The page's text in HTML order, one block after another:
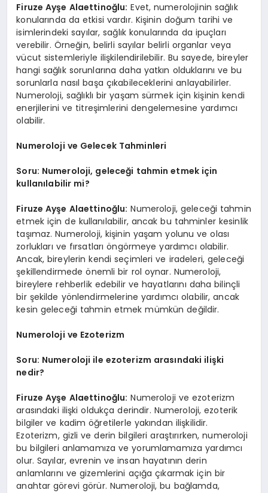
Firuze Ayşe Alaettinoğlu: Evet, numerolojinin sağlık
konularında da etkisi vardır. Kişinin doğum tarihi ve
isimlerindeki sayılar, sağlık konularında da ipuçları
verebilir. Örneğin, belirli sayılar belirli organlar veya
vücut sistemleriyle ilişkilendirilebilir. Bu sayede, bireyler
hangi sağlık sorunlarına daha yatkın olduklarını ve bu
sorunlarla nasıl başa çıkabileceklerini anlayabilirler.
Numeroloji, sağlıklı bir yaşam sürmek için kişinin kendi
enerjilerini ve titreşimlerini dengelemesine yardımcı
olabilir.
Numeroloji ve Gelecek Tahminleri
Soru: Numeroloji, geleceği tahmin etmek için
kullanılabilir mi?
Firuze Ayşe Alaettinoğlu: Numeroloji, geleceği tahmin
etmek için de kullanılabilir, ancak bu tahminler kesinlik
taşımaz. Numeroloji, kişinin yaşam yolunu ve olası
zorlukları ve fırsatları öngörmeye yardımcı olabilir.
Ancak, bireylerin kendi seçimleri ve iradeleri, geleceği
şekillendirmede önemli bir rol oynar. Numeroloji,
bireylere rehberlik edebilir ve hayatlarını daha bilinçli
bir şekilde yönlendirmelerine yardımcı olabilir, ancak
kesin geleceği tahmin etmek mümkün değildir.
Numeroloji ve Ezoterizm
Soru: Numeroloji ile ezoterizm arasındaki ilişki
nedir?
Firuze Ayşe Alaettinoğlu: Numeroloji ve ezoterizm
arasındaki ilişki oldukça derindir. Numeroloji, ezoterik
bilgiler ve kadim öğretilerle yakından ilişkilidir.
Ezoterizm, gizli ve derin bilgileri araştırırken, numeroloji
bu bilgileri anlamamıza ve yorumlamamıza yardımcı
olur. Sayılar, evrenin ve insan hayatının derin
anlamlarını ve gizemlerini açığa çıkarmak için bir
anahtar görevi görür. Numeroloji, bu bağlamda,